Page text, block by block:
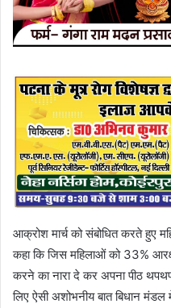
आक्रोश मार्च को संबोधित करते हुए
कहा कि जिस महिलाओं को 33%
करने का नारा दे कर अपना पीठ
लिए ऐसी अशोभनीय बात बिधान